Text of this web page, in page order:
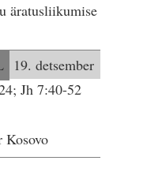
äratusliikumise
19. detsember
Jh 7:40-52
Kosovo